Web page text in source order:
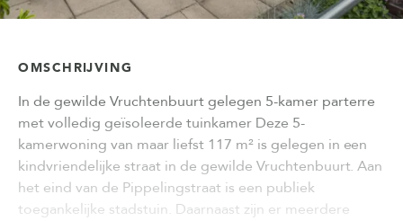
OMSCHRIJVING
In de gewilde Vruchtenbuurt gelegen 5-kamer parterre
met volledig geïsoleerde tuinkamer Deze 5-
kamerwoning van maar liefst 117 m² is gelegen in een
kindvriendelijke straat in de gewilde Vruchtenbuurt. Aan
het eind van de Pippelingstraat is een publiek
toegankelijke stadstuin. Daarnaast zijn er meerdere